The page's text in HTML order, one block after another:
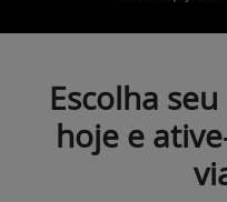
Escolha
hoje e